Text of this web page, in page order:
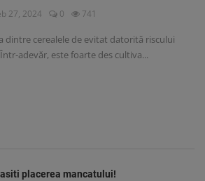
27, 2024 0 741
dintre cerealele de evitat datorită riscului
adevăr, este foarte des cultiva...
placerea mancatului!